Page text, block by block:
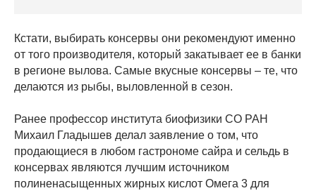
Кстати, выбирать консервы они рекомендуют именно
от того производителя, который закатывает ее в банки
в регионе вылова. Самые вкусные консервы – те, что
делаются из рыбы, выловленной в сезон.
Ранее профессор института биофизики СО РАН
Михаил Гладышев делал заявление о том, что
продающиеся в любом гастрономе сайра и сельдь в
консервах являются лучшим источником
полиненасыщенных жирных кислот Омега 3 для